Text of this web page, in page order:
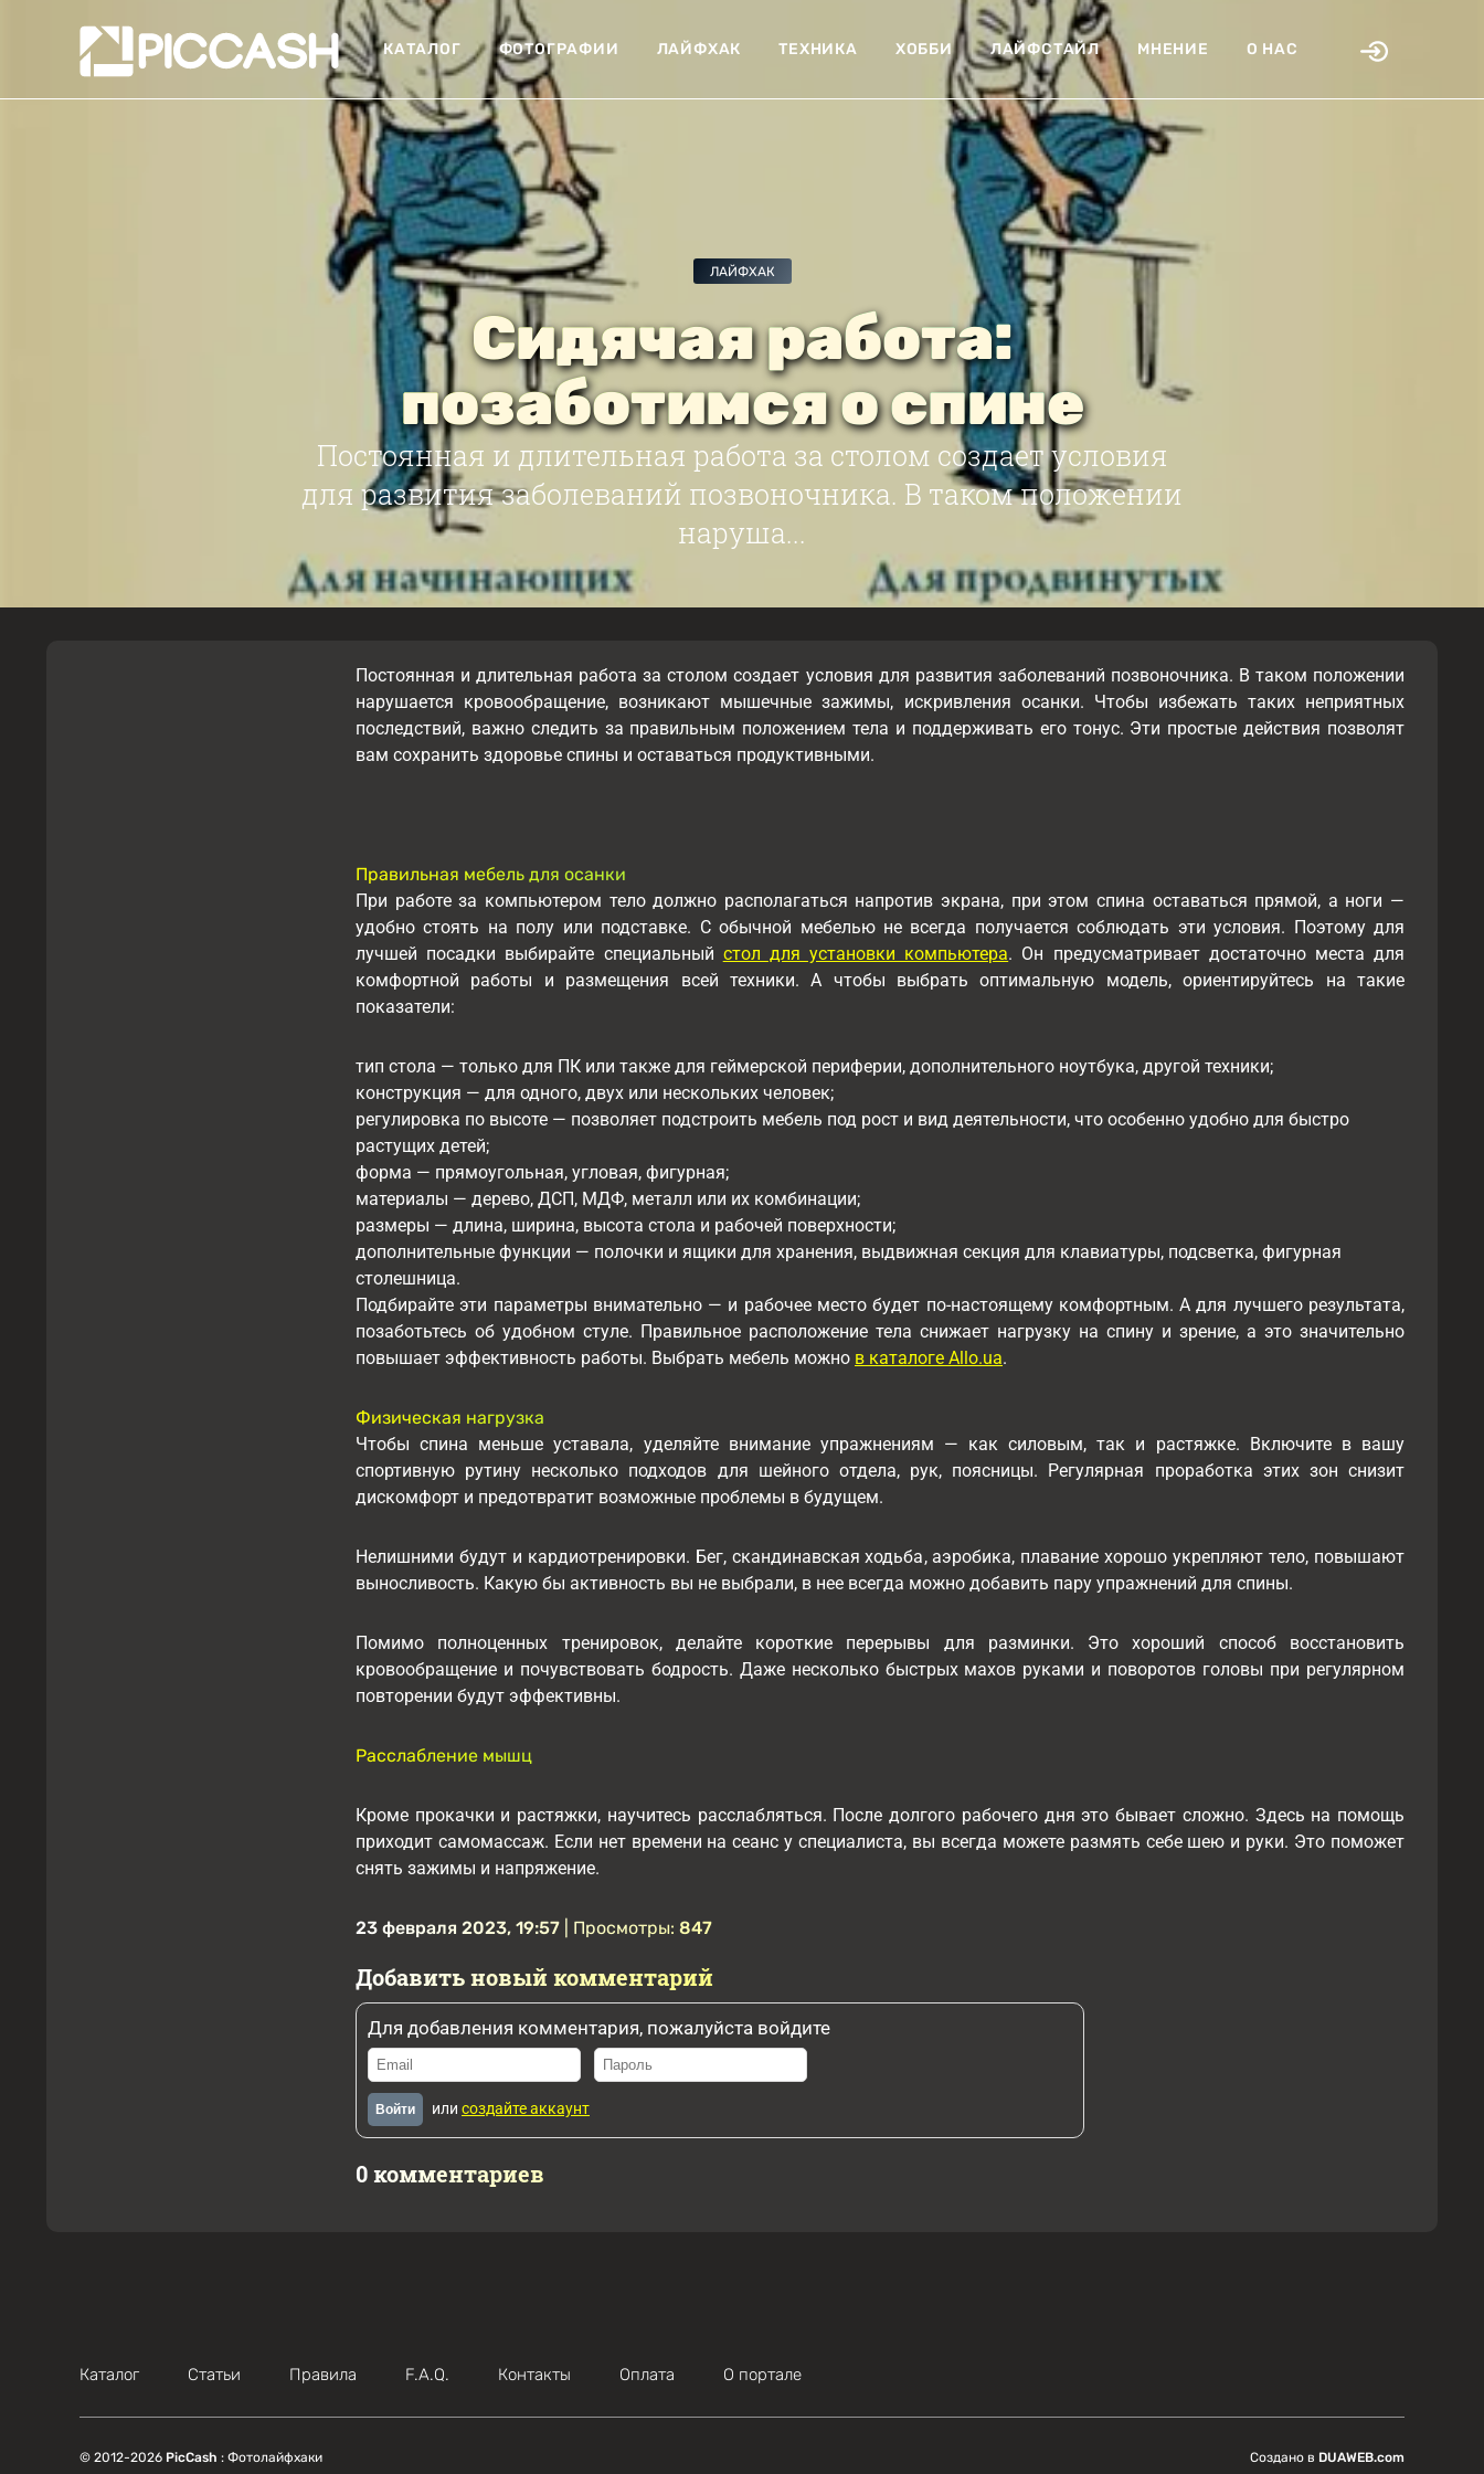
КАТАЛОГ ФОТОГРАФИИ ЛАЙФХАК ТЕХНИКА ХОББИ ЛАЙФСТАЙЛ МНЕНИЕ О НАС
ЛАЙФХАК
Сидячая работа:
позаботимся о спине
Постоянная и длительная работа за столом создает условия
для развития заболеваний позвоночника. В таком положении
наруша...
Постоянная и длительная работа за столом создает условия для развития заболеваний позвоночника. В таком положении
нарушается кровообращение, возникают мышечные зажимы, искривления осанки. Чтобы избежать таких неприятных
последствий, важно следить за правильным положением тела и поддерживать его тонус. Эти простые действия позволят
вам сохранить здоровье спины и оставаться продуктивными.
Правильная мебель для осанки
При работе за компьютером тело должно располагаться напротив экрана, при этом спина оставаться прямой, а ноги —
удобно стоять на полу или подставке. С обычной мебелью не всегда получается соблюдать эти условия. Поэтому для
лучшей посадки выбирайте специальный стол для установки компьютера. Он предусматривает достаточно места для
комфортной работы и размещения всей техники. А чтобы выбрать оптимальную модель, ориентируйтесь на такие
показатели:
тип стола — только для ПК или также для геймерской периферии, дополнительного ноутбука, другой техники;
конструкция — для одного, двух или нескольких человек;
регулировка по высоте — позволяет подстроить мебель под рост и вид деятельности, что особенно удобно для быстро
растущих детей;
форма — прямоугольная, угловая, фигурная;
материалы — дерево, ДСП, МДФ, металл или их комбинации;
размеры — длина, ширина, высота стола и рабочей поверхности;
дополнительные функции — полочки и ящики для хранения, выдвижная секция для клавиатуры, подсветка, фигурная
столешница.
Подбирайте эти параметры внимательно — и рабочее место будет по-настоящему комфортным. А для лучшего результата,
позаботьтесь об удобном стуле. Правильное расположение тела снижает нагрузку на спину и зрение, а это значительно
повышает эффективность работы. Выбрать мебель можно в каталоге Allo.ua.
Физическая нагрузка
Чтобы спина меньше уставала, уделяйте внимание упражнениям — как силовым, так и растяжке. Включите в вашу
спортивную рутину несколько подходов для шейного отдела, рук, поясницы. Регулярная проработка этих зон снизит
дискомфорт и предотвратит возможные проблемы в будущем.
Нелишними будут и кардиотренировки. Бег, скандинавская ходьба, аэробика, плавание хорошо укрепляют тело, повышают
выносливость. Какую бы активность вы не выбрали, в нее всегда можно добавить пару упражнений для спины.
Помимо полноценных тренировок, делайте короткие перерывы для разминки. Это хороший способ восстановить
кровообращение и почувствовать бодрость. Даже несколько быстрых махов руками и поворотов головы при регулярном
повторении будут эффективны.
Расслабление мышц
Кроме прокачки и растяжки, научитесь расслабляться. После долгого рабочего дня это бывает сложно. Здесь на помощь
приходит самомассаж. Если нет времени на сеанс у специалиста, вы всегда можете размять себе шею и руки. Это поможет
снять зажимы и напряжение.
23 февраля 2023, 19:57 | Просмотры: 847
Добавить новый комментарий
Для добавления комментария, пожалуйста войдите
Войти или создайте аккаунт
0 комментариев
Каталог Статьи Правила F.A.Q. Контакты Оплата О портале
© 2012-2026 PicCash : Фотолайфхаки Создано в DUAWEB.com